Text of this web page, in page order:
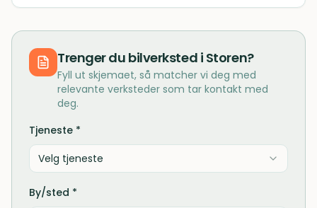
Trenger du bilverksted i Storen?
Fyll ut skjemaet, så matcher vi deg med
relevante verksteder som tar kontakt med
deg.
Tjeneste *
Velg tjeneste
By/sted *